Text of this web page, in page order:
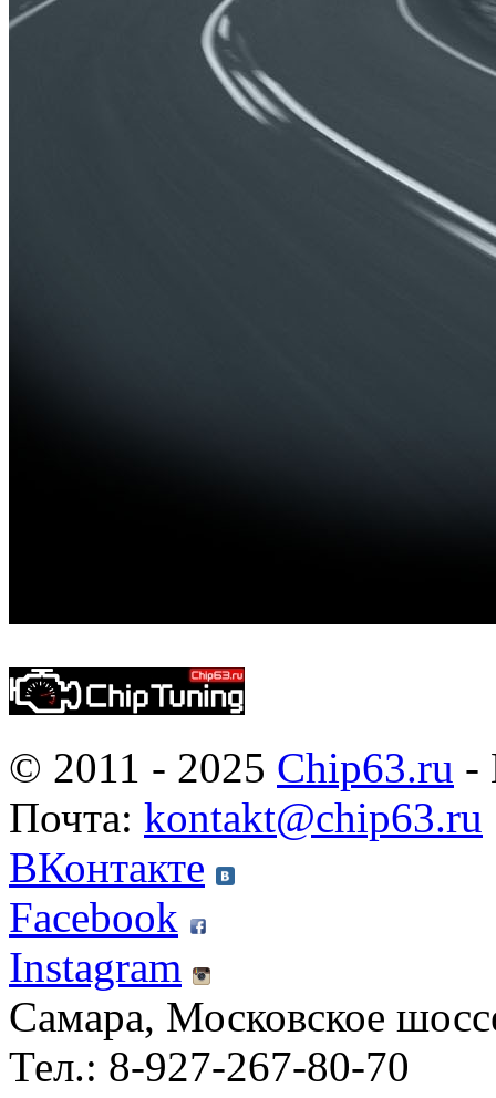
© 2011 - 2025 Chip63.ru -
Почта: kontakt@chip63.ru
ВКонтакте
Facebook
Instagram
Самара, Московское
Тел.: 8-927-267-80-70